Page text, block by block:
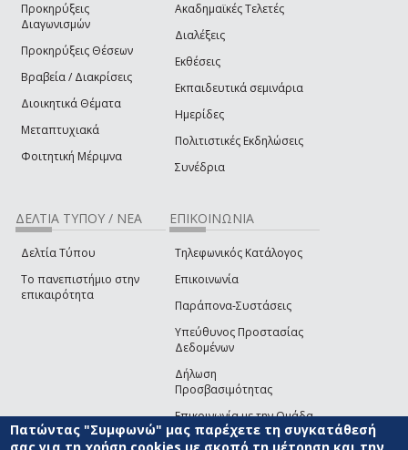
Προκηρύξεις
Διαγωνισμών
Προκηρύξεις Θέσεων
Βραβεία / Διακρίσεις
Διοικητικά Θέματα
Μεταπτυχιακά
Φοιτητική Μέριμνα
Ακαδημαϊκές Τελετές
Διαλέξεις
Εκθέσεις
Εκπαιδευτικά σεμινάρια
Ημερίδες
Πολιτιστικές Εκδηλώσεις
Συνέδρια
ΔΕΛΤΙΑ ΤΥΠΟΥ / ΝΕΑ
Δελτία Τύπου
Το πανεπιστήμιο στην
επικαιρότητα
ΕΠΙΚΟΙΝΩΝΙΑ
Τηλεφωνικός Κατάλογος
Επικοινωνία
Παράπονα-Συστάσεις
Υπεύθυνος Προστασίας
Δεδομένων
Δήλωση
Προσβασιμότητας
Επικοινωνία με την Ομάδα
Ανάπτυξης του site(link sends e-mail)
Πατώντας "Συμφωνώ" μας παρέχετε τη συγκατάθεσή